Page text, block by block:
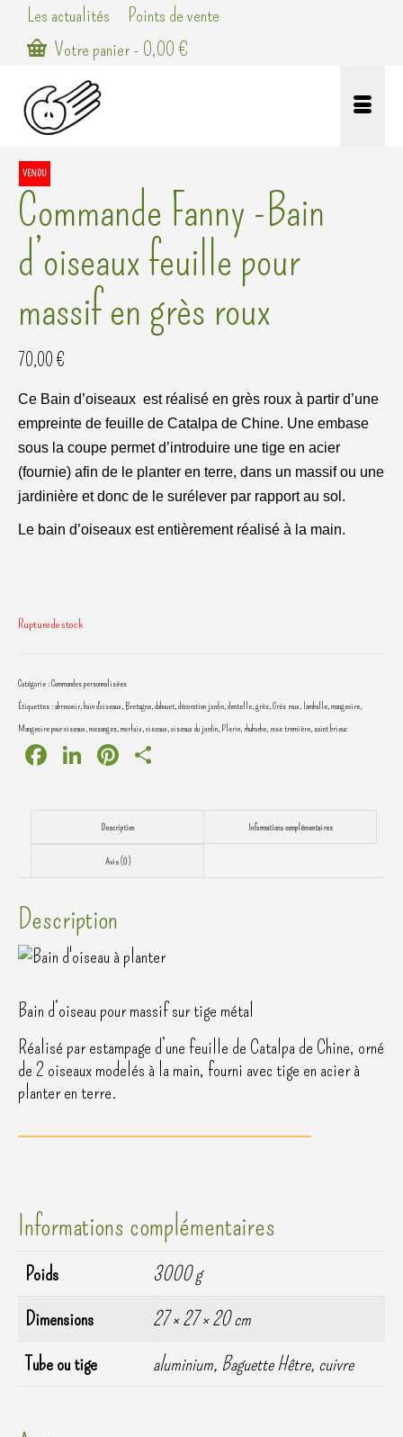
Les actualités
Points de vente
Votre panier- 0,00€
VENDU
Commande Fanny -Bain
d’oiseaux feuille pour
massif en grès roux
70,00 €
Ce Bain d’oiseaux est réalisé en grès roux à partir d’une
empreinte de feuille de Catalpa de Chine. Une embase
sous la coupe permet d’introduire une tige en acier
(fournie) afin de le planter en terre, dans un massif ou une
jardinière et donc de le surélever par rapport au sol.
Le bain d’oiseaux est entièrement réalisé à la main.
Rupture de stock
Catégorie :Commandes personnalisées
Étiquettes :abreuvoir, bain d'oiseaux, Bretagne,dahouet,décoration jardin,dentelle,grès,Grés roux, lamballe,mangeoire,
Mangeoire pour oiseaux,mesanges,morlaix,oiseaux,oiseaux du jardin, Plerin, rhubarbe, rose tremière, saint brieuc
FacebookLinkedInPinterest
Description Informations complémentaires
Avis (0)
Description
Bain d’oiseau pour massif sur tige métal
Réalisé par estampage d’une feuille de Catalpa de Chine, orné
de 2 oiseaux modelés à la main, fourni avec tige en acier à
planter en terre.
Informations complémentaires
Poids
3000 g
Dimensions
27 × 27 × 20 cm
Tube ou tige
aluminium, Baguette Hêtre, cuivre